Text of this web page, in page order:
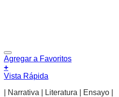
Agregar a Favoritos
+
Vista Rápida
| Narrativa | Literatura | Ensayo |